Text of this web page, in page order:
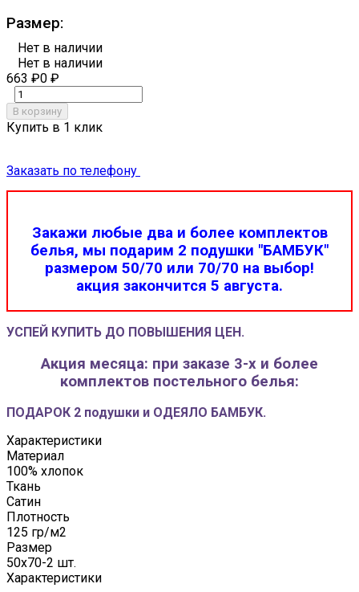
Размер:
Нет в наличии
Нет в наличии
663 ₽0 ₽
В корзину
Купить в 1 клик
Заказать по телефону
Закажи любые два и более комплектов
белья, мы подарим 2 подушки "БАМБУК"
размером 50/70 или 70/70 на выбор!
акция закончится 5 августа.
УСПЕЙ КУПИТЬ ДО ПОВЫШЕНИЯ ЦЕН.
Акция месяца: при заказе 3-х и более
комплектов постельного белья:
ПОДАРОК 2 подушки и ОДЕЯЛО БАМБУК.
Характеристики
Материал
100% хлопок
Ткань
Сатин
Плотность
125 гр/м2
Размер
50x70-2 шт.
Характеристики